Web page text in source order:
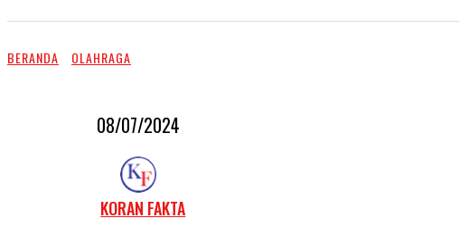
BERANDA OLAHRAGA
08/07/2024
KORAN FAKTA